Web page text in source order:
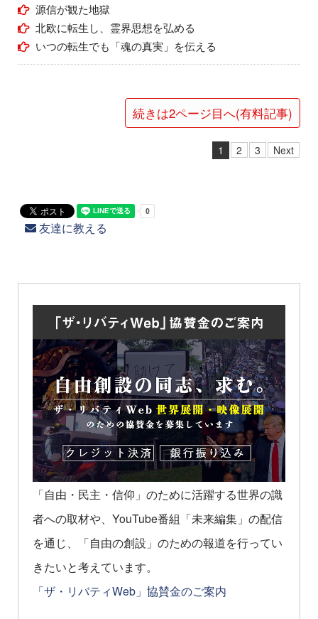
源信が観た地獄
北欧に転生し、霊界思想を弘める
いつの転生でも「魂の真実」を伝える
続きは2ページ目へ(有料記事)
1 2 3 Next
友達に教える
「自由・民主・信仰」のために活躍する世界の識
者への取材や、YouTube番組「未来編集」の配信
を通じ、「自由の創設」のための報道を行ってい
きたいと考えています。
「ザ・リバティWeb」協賛金のご案内